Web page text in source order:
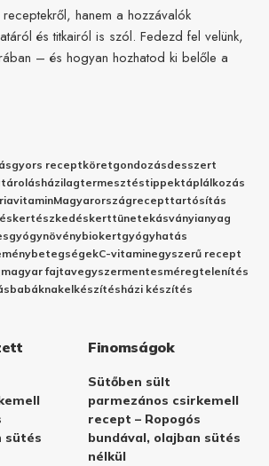
hanem a hozzávalók
és titkairól is szól. Fedezd fel velünk,
– és hogyan hozhatod ki belőle a
gyors receptköretgondozásdesszert
tárolásházilagtermesztéstippektáplálkozás
vitaminMagyarországrecepttartósítás
kertészkedéskerttünetekásványianyag
gyógynövénybiokertgyógyhatás
betegségekC-vitaminegyszerű recept
magyar fajtavegyszermentesméregtelenítés
babáknakelkészítésházi készítés
sütés
Finomságok
Sütőben sült
parmezános csirkemell
recept – Ropogós
bundával, olajban sütés
nélkül